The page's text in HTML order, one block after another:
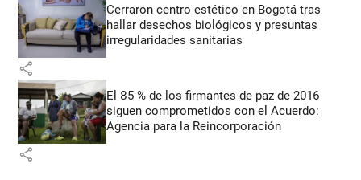
Cerraron centro estético en Bogotá tras
hallar desechos biológicos y presuntas
irregularidades sanitarias
share
El 85 % de los firmantes de paz de 2016
siguen comprometidos con el Acuerdo:
Agencia para la Reincorporación
share